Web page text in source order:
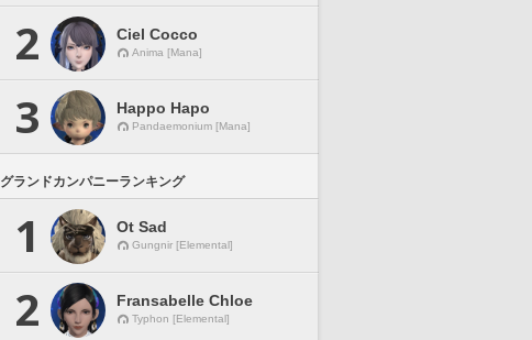
2 Ciel Cocco
Anima [Mana]
3 Happo Hapo
Pandaemonium [Mana]
グランドカンパニーランキング
1 Ot Sad
Gungnir [Elemental]
2 Fransabelle Chloe
Typhon [Elemental]